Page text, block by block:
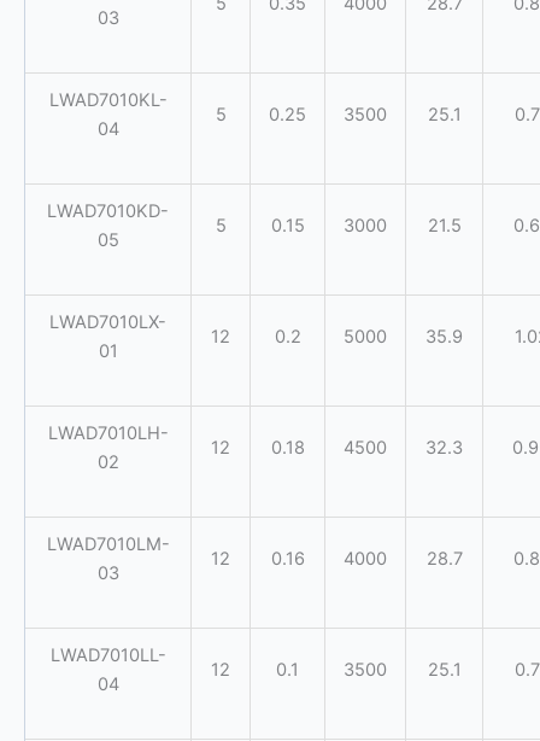
03
LWAD7010KL-
04
5 0.25 3500 25.1
LWAD7010KD-
05
5 0.15 3000 21.5
LWAD7010LX-
01
12 0.2 5000 35.9
LWAD7010LH-
02
12 0.18 4500 32.3
LWAD7010LM-
03
12 0.16 4000 28.7
LWAD7010LL-
04
12 0.1 3500 25.1